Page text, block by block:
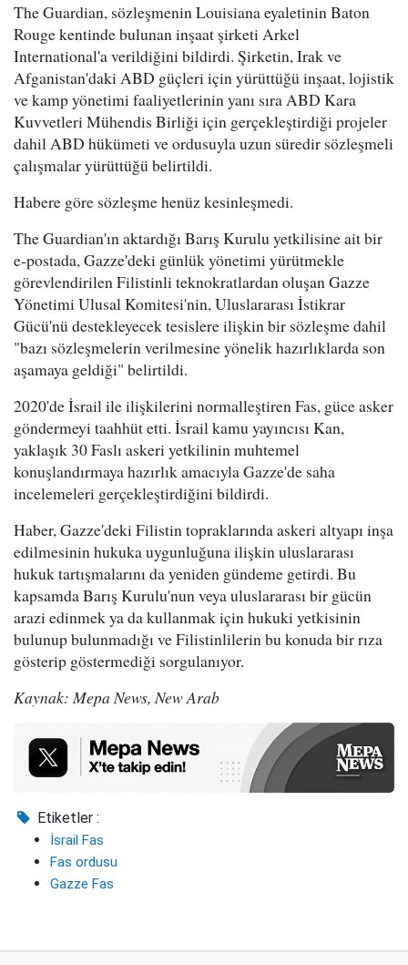
The Guardian, sözleşmenin Louisiana eyaletinin Baton
Rouge kentinde bulunan inşaat şirketi Arkel
International'a verildiğini bildirdi. Şirketin, Irak ve
Afganistan'daki ABD güçleri için yürüttüğü inşaat, lojistik
ve kamp yönetimi faaliyetlerinin yanı sıra ABD Kara
Kuvvetleri Mühendis Birliği için gerçekleştirdiği projeler
dahil ABD hükümeti ve ordusuyla uzun süredir sözleşmeli
çalışmalar yürüttüğü belirtildi.
Habere göre sözleşme henüz kesinleşmedi.
The Guardian'ın aktardığı Barış Kurulu yetkilisine ait bir
e-postada, Gazze'deki günlük yönetimi yürütmekle
görevlendirilen Filistinli teknokratlardan oluşan Gazze
Yönetimi Ulusal Komitesi'nin, Uluslararası İstikrar
Gücü'nü destekleyecek tesislere ilişkin bir sözleşme dahil
"bazı sözleşmelerin verilmesine yönelik hazırlıklarda son
aşamaya geldiği" belirtildi.
2020'de İsrail ile ilişkilerini normalleştiren Fas, güce asker
göndermeyi taahhüt etti. İsrail kamu yayıncısı Kan,
yaklaşık 30 Faslı askeri yetkilinin muhtemel
konuşlandırmaya hazırlık amacıyla Gazze'de saha
incelemeleri gerçekleştirdiğini bildirdi.
Haber, Gazze'deki Filistin topraklarında askeri altyapı inşa
edilmesinin hukuka uygunluğuna ilişkin uluslararası
hukuk tartışmalarını da yeniden gündeme getirdi. Bu
kapsamda Barış Kurulu'nun veya uluslararası bir gücün
arazi edinmek ya da kullanmak için hukuki yetkisinin
bulunup bulunmadığı ve Filistinlilerin bu konuda bir rıza
gösterip göstermediği sorgulanıyor.
Kaynak: Mepa News, New Arab
Etiketler :
İsrail Fas
Fas ordusu
Gazze Fas